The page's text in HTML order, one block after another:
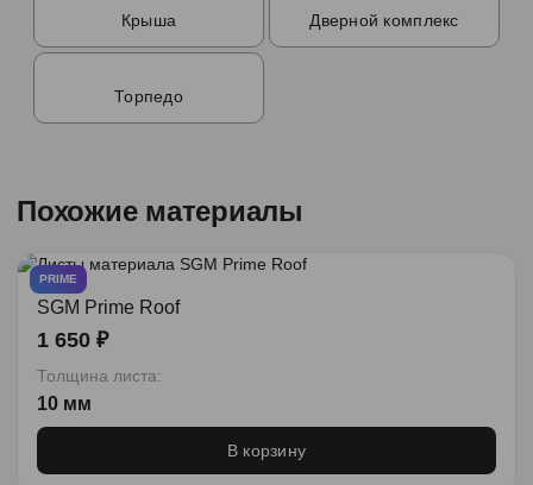
Крыша Дверной комплекс
Торпедо
Похожие материалы
PRIME
SGM Prime Roof
1 650 ₽
Толщина листа:
10 мм
В корзину